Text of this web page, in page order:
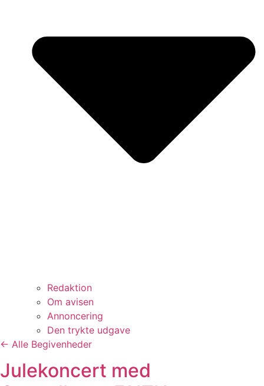
Redaktion
Om avisen
Annoncering
Den trykte udgave
← Alle Begivenheder
Julekoncert med